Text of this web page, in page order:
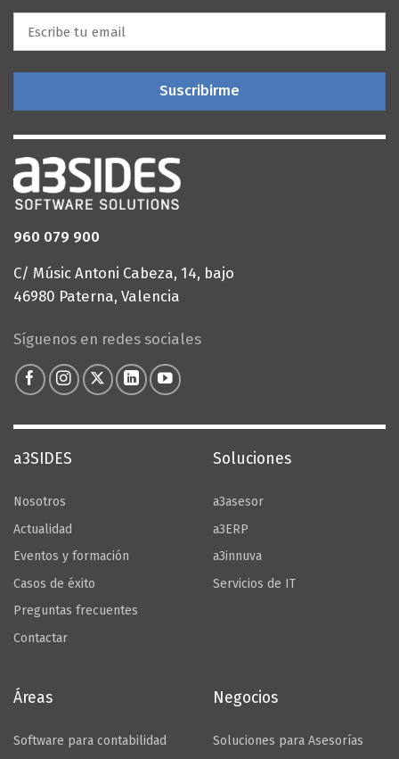
960 079 900
C/ Músic Antoni Cabeza, 14, bajo
46980 Paterna, Valencia
Síguenos en redes sociales
a3SIDES
Nosotros
Actualidad
Eventos y formación
Casos de éxito
Preguntas frecuentes
Contactar
Soluciones
a3asesor
a3ERP
a3innuva
Servicios de IT
Áreas
Software para contabilidad
Negocios
Soluciones para Asesorías